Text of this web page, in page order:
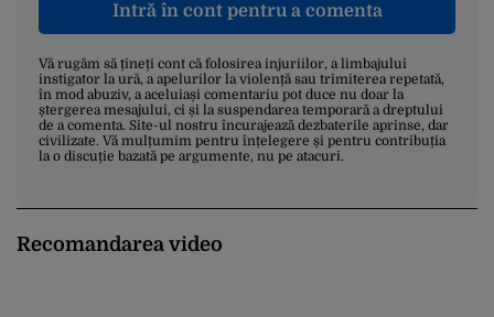
Intră în cont pentru a comenta
Vă rugăm să țineți cont că folosirea injuriilor, a limbajului
instigator la ură, a apelurilor la violență sau trimiterea repetată,
în mod abuziv, a aceluiași comentariu pot duce nu doar la
ștergerea mesajului, ci și la suspendarea temporară a dreptului
de a comenta. Site-ul nostru încurajează dezbaterile aprinse, dar
civilizate. Vă mulțumim pentru înțelegere și pentru contribuția
la o discuție bazată pe argumente, nu pe atacuri.
Recomandarea video